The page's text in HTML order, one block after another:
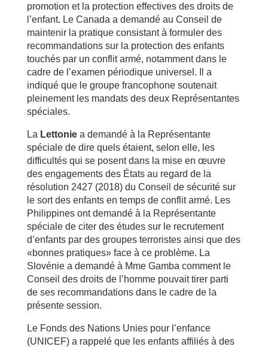
promotion et la protection effectives des droits de
l’enfant. Le Canada a demandé au Conseil de
maintenir la pratique consistant à formuler des
recommandations sur la protection des enfants
touchés par un conflit armé, notamment dans le
cadre de l’examen périodique universel. Il a
indiqué que le groupe francophone soutenait
pleinement les mandats des deux Représentantes
spéciales.
La Lettoniea demandé à la Représentante
spéciale de dire quels étaient, selon elle, les
difficultés qui se posent dans la mise en œuvre
des engagements des États au regard de la
résolution 2427 (2018) du Conseil de sécurité sur
le sort des enfants en temps de conflit armé. Les
Philippines ont demandé à la Représentante
spéciale de citer des études sur le recrutement
d’enfants par des groupes terroristes ainsi que des
«bonnes pratiques» face à ce problème. La
Slovénie a demandé à Mme Gamba comment le
Conseil des droits de l’homme pouvait tirer parti
de ses recommandations dans le cadre de la
présente session.
Le Fonds des Nations Unies pour l’enfance
(UNICEF) a rappelé que les enfants affiliés à des